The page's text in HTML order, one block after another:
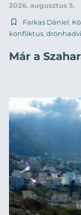
2026. augusztus 5.
Farkas Dániel
konfliktus
Már a